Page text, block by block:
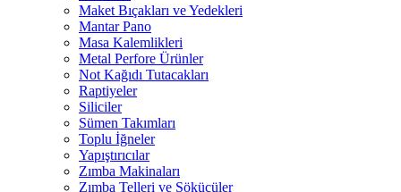
Maket Bıçakları ve Yedekleri
Mantar Pano
Masa Kalemlikleri
Metal Perfore Ürünler
Not Kağıdı Tutacakları
Raptiyeler
Siliciler
Sümen Takımları
Toplu İğneler
Yapıştırıcılar
Zımba Makinaları
Zımba Telleri ve Sökücüler